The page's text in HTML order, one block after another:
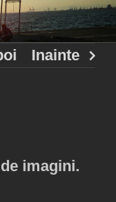
Inainte
imagini.